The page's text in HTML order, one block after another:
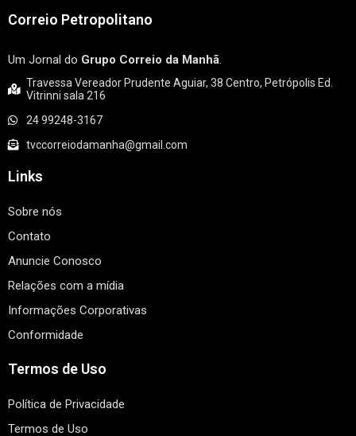
Correio Petropolitano
Um Jornal do Grupo Correio da Manhã.
Travessa Vereador Prudente Aguiar, 38 Centro, Petrópolis Ed.
Vitrinni sala 216
24 99248-3167
tvccorreiodamanha@gmail.com
Links
Sobre nós
Contato
Anuncie Conosco
Relações com a mídia
Informações Corporativas
Conformidade
Termos de Uso
Política de Privacidade
Termos de Uso